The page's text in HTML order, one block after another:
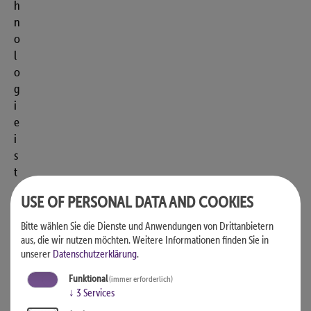
h
n
o
l
o
g
i
e
i
s
t
.
USE OF PERSONAL DATA AND COOKIES
Bitte wählen Sie die Dienste und Anwendungen von Drittanbietern
aus, die wir nutzen möchten.Weitere Informationen finden Sie in
unserer Datenschutzerklärung.
Funktional(immer erforderlich)
↓ 3 Services